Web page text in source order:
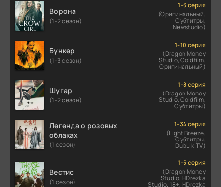
Ворона
(1-2 сезон)
1-6 серия
(Оригинальный,
Субтитры,
Newstudio)
Бункер
(1-3 сезон)
1-10 серия
(Dragon Money
Studio, Coldfilm,
Оригинальный)
Шугар
(1-2 сезон)
1-8 серия
(Dragon Money
Studio, Coldfilm,
Субтитры)
Легенда о розовых
облаках
(1 сезон)
1-34 серия
(Light Breeze,
Субтитры,
DubLik.TV)
Вестис
(1 сезон)
1-5 серия
(Dragon Money
Studio, HDrezka
Studio. 18+, HDrezka